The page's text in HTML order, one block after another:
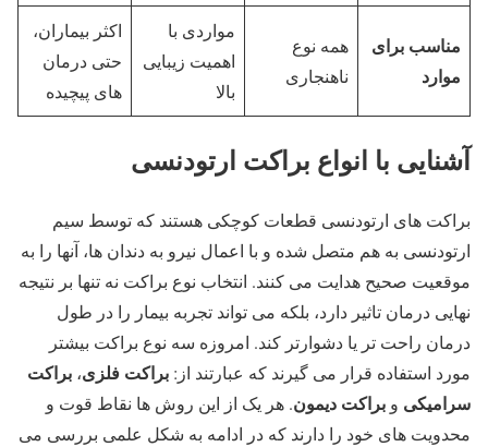
مناسب برای
موارد
همه نوع
ناهنجاری
مواردی با
اهمیت زیبایی
بالا
اکثر بیماران،
حتی درمان
های پیچیده
آشنایی با انواع براکت ارتودنسی
براکت های ارتودنسی قطعات کوچکی هستند که توسط سیم
ارتودنسی به هم متصل شده و با اعمال نیرو به دندان ها، آنها را به
موقعیت صحیح هدایت می کنند. انتخاب نوع براکت نه تنها بر نتیجه
نهایی درمان تاثیر دارد، بلکه می تواند تجربه بیمار را در طول
درمان راحت تر یا دشوارتر کند. امروزه سه نوع براکت بیشتر
مورد استفاده قرار می گیرند که عبارتند از: براکت فلزی، براکت
سرامیکی و براکت دیمون. هر یک از این روش ها نقاط قوت و
محدویت های خود را دارند که در ادامه به شکل علمی بررسی می